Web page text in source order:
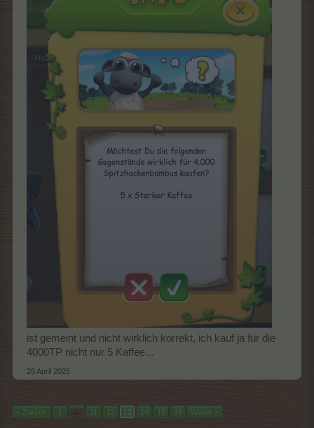
ist gemeint und nicht wirklich korrekt, ich kauf ja für die
4000TP nicht nur 5 Kaffee...
26 April 2026
< Zurück 1 ← 11 12 13 14 15 16 Weiter >